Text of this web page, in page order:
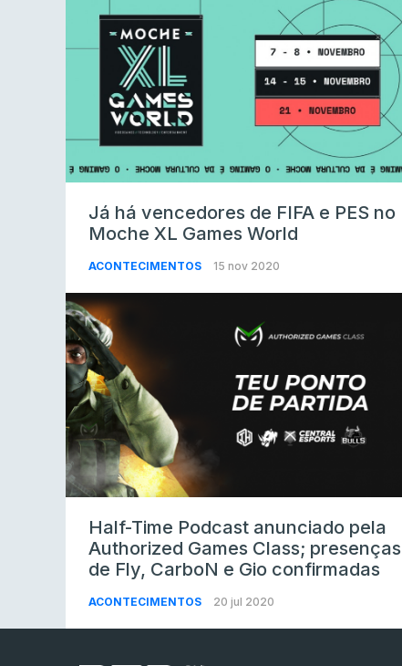
Já há vencedores de FIFA e PES no
Moche XL Games World
ACONTECIMENTOS 15 nov 2020
Half-Time Podcast anunciado pela
Authorized Games Class; presenças
de Fly, CarboN e Gio confirmadas
ACONTECIMENTOS 20 jul 2020